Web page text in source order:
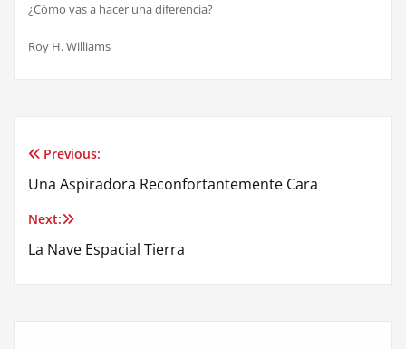
¿Cómo vas a hacer una diferencia?
Roy H. Williams
Post
navigation
Previous:
Una Aspiradora Reconfortantemente Cara
Next:
La Nave Espacial Tierra